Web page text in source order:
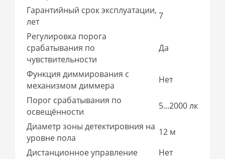
Гарантийный срок эксплуатации,
лет
7
Регулировка порога
срабатывания по
чувствительности
Да
Функция диммирования с
механизмом диммера
Нет
Порог срабатывания по
освещённости
5...2000 лк
Диаметр зоны детектировния на
уровне пола
12 м
Дистанционное управление
Нет